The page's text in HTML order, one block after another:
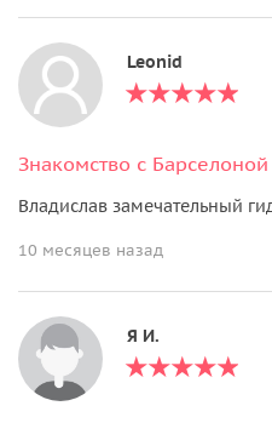
Leonid
Знакомство с Барселоной
Владислав замечательный
10 месяцев назад
Я И.